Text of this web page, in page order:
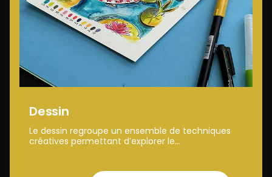
Dessin
Le dessin regroupe un ensemble de techniques
créatives permettant d’explorer le...